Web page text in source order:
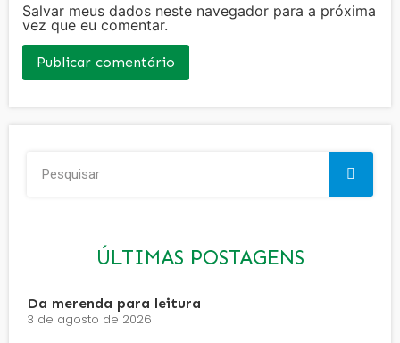
Salvar meus dados neste navegador para a próxima
vez que eu comentar.
ÚLTIMAS POSTAGENS
Da merenda para leitura
3 de agosto de 2026